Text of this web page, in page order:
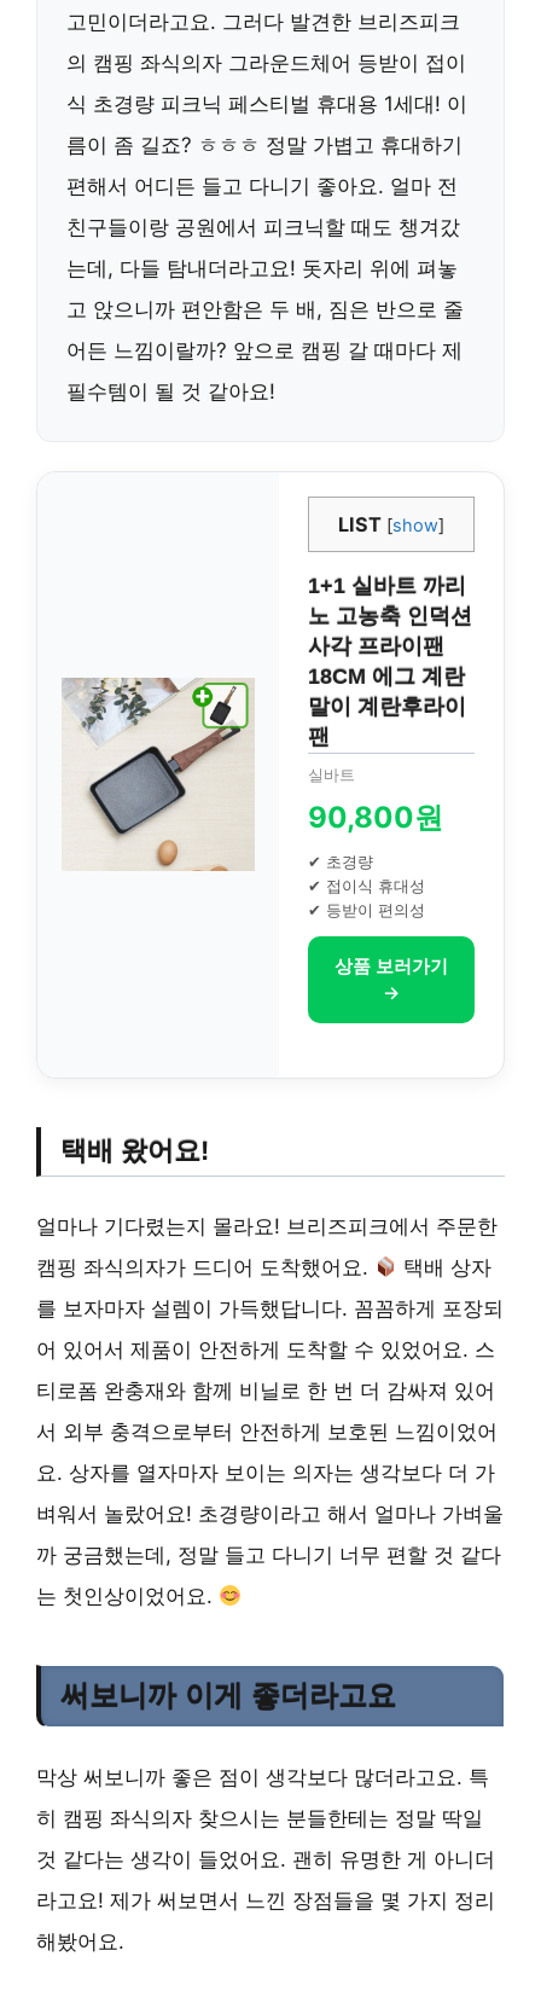
고민이더라고요. 그러다 발견한 브리즈피크
의 캠핑 좌식의자 그라운드체어 등받이 접이
식 초경량 피크닉 페스티벌 휴대용 1세대! 이
름이 좀 길죠? ㅎㅎㅎ 정말 가볍고 휴대하기
편해서 어디든 들고 다니기 좋아요. 얼마 전
친구들이랑 공원에서 피크닉할 때도 챙겨갔
는데, 다들 탐내더라고요! 돗자리 위에 펴놓
고 앉으니까 편안함은 두 배, 짐은 반으로 줄
어든 느낌이랄까? 앞으로 캠핑 갈 때마다 제
필수템이 될 것 같아요!
LIST [show]
1+1 실바트 까리
노 고농축 인덕션
사각 프라이팬
18CM 에그 계란
말이 계란후라이
팬
실바트
90,800원
✔ 초경량
✔ 접이식 휴대성
✔ 등받이 편의성
상품 보러가기
→
택배 왔어요!
얼마나 기다렸는지 몰라요! 브리즈피크에서 주문한
캠핑 좌식의자가 드디어 도착했어요.
택배 상자
를 보자마자 설렘이 가득했답니다. 꼼꼼하게 포장되
어 있어서 제품이 안전하게 도착할 수 있었어요. 스
티로폼 완충재와 함께 비닐로 한 번 더 감싸져 있어
서 외부 충격으로부터 안전하게 보호된 느낌이었어
요. 상자를 열자마자 보이는 의자는 생각보다 더 가
벼워서 놀랐어요! 초경량이라고 해서 얼마나 가벼울
까 궁금했는데, 정말 들고 다니기 너무 편할 것 같다
는 첫인상이었어요.
써보니까 이게 좋더라고요
막상 써보니까 좋은 점이 생각보다 많더라고요. 특
히 캠핑 좌식의자 찾으시는 분들한테는 정말 딱일
것 같다는 생각이 들었어요. 괜히 유명한 게 아니더
라고요! 제가 써보면서 느낀 장점들을 몇 가지 정리
해봤어요.